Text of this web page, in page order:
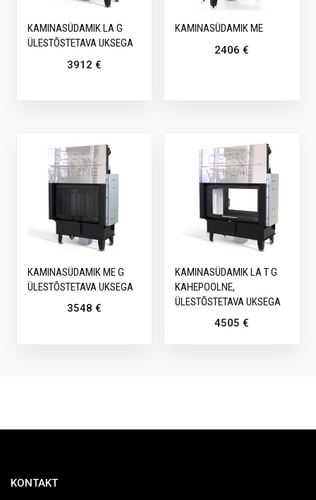
KAMINASÜDAMIK LA G
ÜLESTÕSTETAVA UKSEGA
3912 €
KAMINASÜDAMIK ME
2406€
KAMINASÜDAMIK ME G
ÜLESTÕSTETAVA UKSEGA
3548 €
KAMINASÜDAMIK LA T G
KAHEPOOLNE,
ÜLESTÕSTETAVA UKSEGA
4505€
KONTAKT